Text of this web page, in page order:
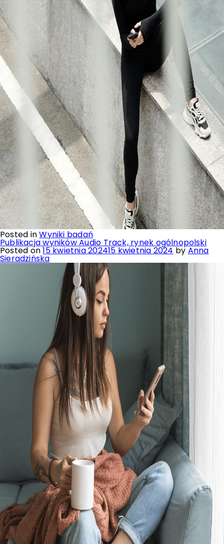
Posted inWyniki badań
Publikacja wyników Audio Track, rynek ogólnopolski
Posted on15 kwietnia 202415 kwietnia 2024 by Anna
Sieradzińska